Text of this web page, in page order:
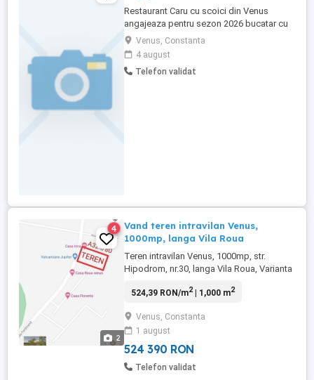
Restaurant Caru cu scoici din Venus
angajeaza pentru sezon 2026 bucatar cu
experienta. Se ofera cazare si o masa.
Venus, Constanta
4 august
Telefon validat
2
4
Vand teren intravilan Venus,
1000mp, langa Vila Roua
Teren intravilan Venus, 1000mp, str.
Hipodrom, nr.30, langa Vila Roua, Varianta
folosinta CONSTRUCTII, deschidere 25
zonă fiind construite vile avand destinație
turistică. Plaja este la o distanta de
aproximativ ...
524,39 RON/m2| 1,000 m2
Venus, Constanta
1 august
524 390 RON
Telefon validat